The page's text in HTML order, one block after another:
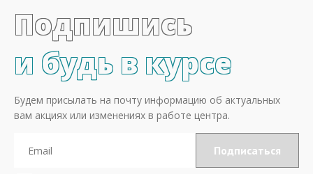
Подпишись
и будь в курсе
Будем присылать на почту информацию об актуальных
вам акциях или изменениях в работе центра.